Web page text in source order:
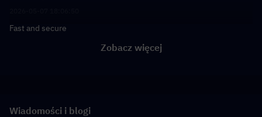
Fast and secure
Zobacz więcej
Wiadomości i blogi